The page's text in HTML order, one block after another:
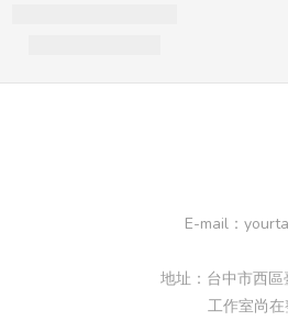
E-mail：
地址：台中市西
工作室尚在